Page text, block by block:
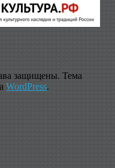
защищены. Тема
WordPress.